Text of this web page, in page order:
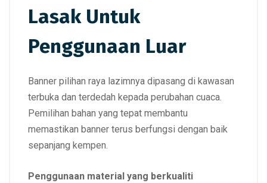
Lasak Untuk
Penggunaan Luar
Banner pilihan raya lazimnya dipasang di kawasan
terbuka dan terdedah kepada perubahan cuaca.
Pemilihan bahan yang tepat membantu
memastikan banner terus berfungsi dengan baik
sepanjang kempen.
Penggunaan material yang berkualiti